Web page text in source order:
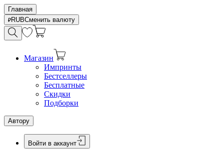
Главная
RUBСменить валюту
Магазин
Импринты
Бестселлеры
Бесплатные
Скидки
Подборки
Автору
Войти в аккаунт